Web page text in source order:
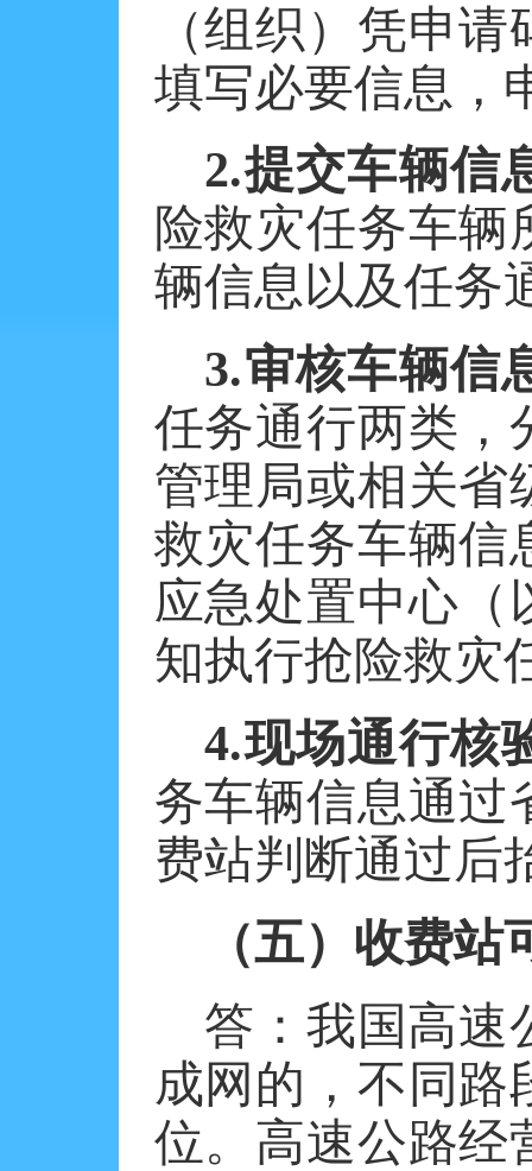
（组织）凭申
填写必要信息，
2.提交车辆信
险救灾任务车
辆信息以及任务
3.审核车辆信
任务通行两类，
管理局或相关省
救灾任务车辆信
应急处置中心（
知执行抢险救灾
4.现场通行核
务车辆信息通过
费站判断通过后
（五）收费
答：我国高速
成网的，不同路
位。高速公路经